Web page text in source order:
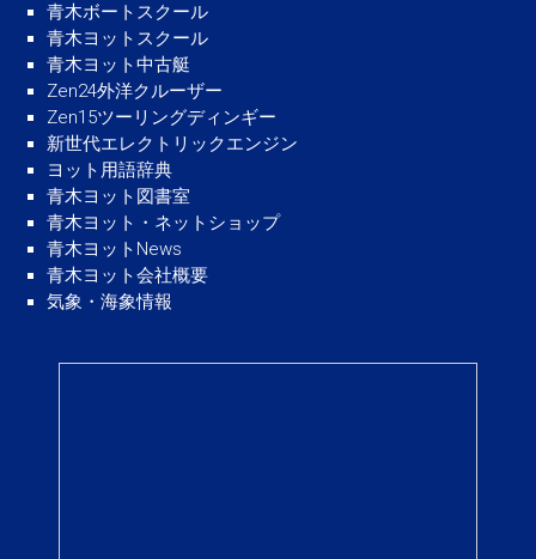
青木ボートスクール
青木ヨットスクール
青木ヨット中古艇
Zen24外洋クルーザー
Zen15ツーリングディンギー
新世代エレクトリックエンジン
ヨット用語辞典
青木ヨット図書室
青木ヨット・ネットショップ
青木ヨットNews
青木ヨット会社概要
気象・海象情報